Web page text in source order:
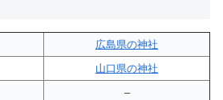
広島県の神社
山口県の神社
–